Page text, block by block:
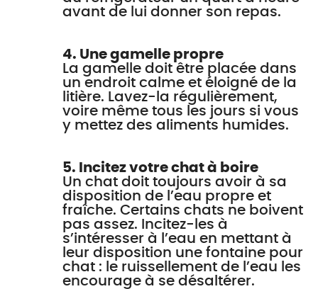
avant de lui donner son repas.
4. Une gamelle propre
La gamelle doit être placée dans
un endroit calme et éloigné de la
litière. Lavez-la régulièrement,
voire même tous les jours si vous
y mettez des aliments humides.
5. Incitez votre chat à boire
Un chat doit toujours avoir à sa
disposition de l’eau propre et
fraîche. Certains chats ne boivent
pas assez. Incitez-les à
s’intéresser à l’eau en mettant à
leur disposition une fontaine pour
chat : le ruissellement de l’eau les
encourage à se désaltérer.